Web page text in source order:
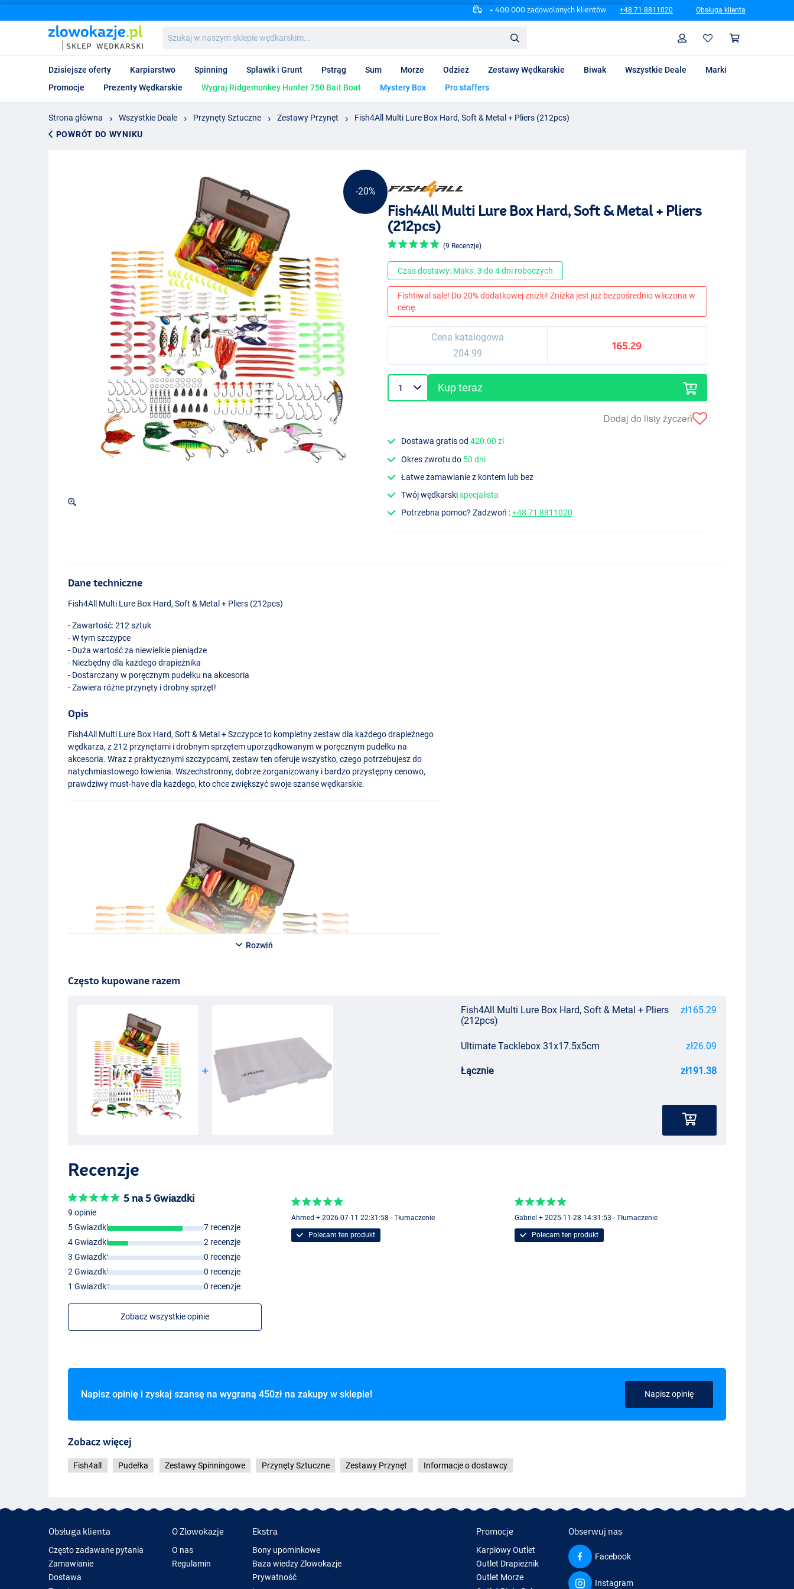
+ 400 000 zadowolonych klientów +48 71 8811020 Obsługa klienta
w
naszym
wędkarskim...
Profil
Dzisiejsze oferty Karpiarstwo Spinning Spławik i Grunt Pstrąg Sum Morze Odzież Zestawy Wędkarskie Biwak Wszystkie Deale
Marki
Promocje
Prezenty Wędkarskie Wygraj Ridgemonkey Hunter 750 Bait Boat Mystery Box Pro staffers
Strona główna Wszystkie Deale Przynęty Sztuczne Zestawy Przynęt
Fish4All Multi Lure Box Hard, Soft & Metal + Pliers (212pcs)
POWRÓT DO WYNIKU
-20%
Fish4All Multi Lure Box Hard, Soft & Metal + Pliers
(212pcs)
(9 Recenzje)
Czas dostawy: Maks. 3 do 4 dni roboczych
Fishtiwal sale! Do 20% dodatkowej zniżki! Zniżka jest już bezpośrednio wliczona w
cenę.
Cena katalogowa
204.99
165.29
Kup teraz
Dodaj do listy życzeń
Dostawa gratis od420.00 zl
Okres zwrotu do 50 dni
Łatwe zamawianie z kontem lub bez
Twój wędkarskispecjalista
Potrzebna pomoc? Zadzwoń :+48 71 8811020
Dane techniczne
Fish4All Multi Lure Box Hard, Soft & Metal + Pliers (212pcs)
- Zawartość: 212 sztuk
- W tym szczypce
- Duża wartość za niewielkie pieniądze
- Niezbędny dla każdego drapieżnika
- Dostarczany w poręcznym pudełku na akcesoria
- Zawiera różne przynęty i drobny sprzęt!
Opis
Fish4All Multi Lure Box Hard, Soft & Metal + Szczypce to kompletny zestaw dla każdego drapieżnego
wędkarza, z 212 przynętami i drobnym sprzętem uporządkowanym w poręcznym pudełku na
akcesoria. Wraz z praktycznymi szczypcami, zestaw ten oferuje wszystko, czego potrzebujesz do
natychmiastowego łowienia. Wszechstronny, dobrze zorganizowany i bardzo przystępny cenowo,
prawdziwy must-have dla każdego, kto chce zwiększyć swoje szanse wędkarskie.
Rozwiń
Często kupowane razem
Fish4All Multi Lure Box Hard, Soft & Metal + Pliers
(212pcs)
zł165.29
Ultimate Tacklebox 31x17.5x5cm zł26.09
Łącznie zł191.38
Recenzje
5 na 5 Gwiazdki
9 opinie
5 Gwiazdki
7 recenzje
4 Gwiazdki
2 recenzje
3 Gwiazdki
0 recenzje
2 Gwiazdki
0 recenzje
1 Gwiazdka
0 recenzje
Zobacz wszystkie opinie
Ahmed + 2026-07-11 22:31:58 - Tłumaczenie
Polecam ten produkt
Gabriel + 2025-11-28 14:31:53 - Tłumaczenie
Polecam ten produkt
Napisz opinię i zyskaj szansę na wygraną 450zł na zakupy w sklepie! Napisz opinię
Zobacz więcej
Fish4all Pudełka Zestawy Spinningowe Przynęty Sztuczne Zestawy Przynęt Informacje o dostawcy
Obsługa klienta
Często zadawane pytania
Zamawianie
Dostawa
O Zlowokazje
O nas
Regulamin
Ekstra
Bony upominkowe
Baza wiedzy Zlowokazje
Prywatność
Promocje
Karpiowy Outlet
Outlet Drapieżnik
Outlet Morze
Obserwuj nas
Facebook
Instagram